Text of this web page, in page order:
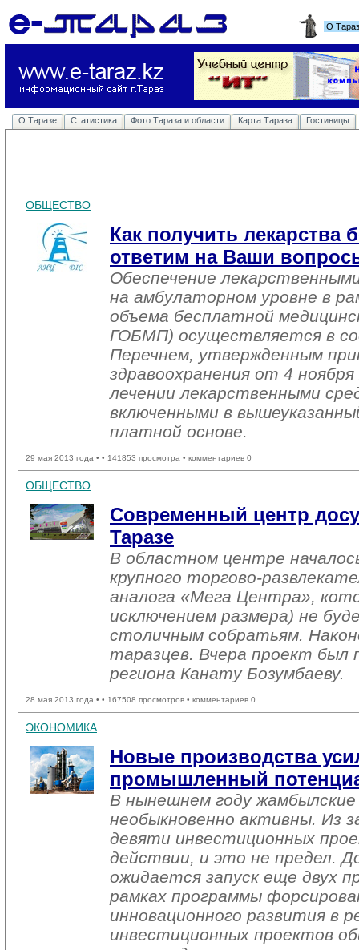
О
О Таразе Статистика Фото Тараза и области Карта Тараза Гостиницы
ОБЩЕСТВО
Как получить лекарства
ответим на Ваши
Обеспечение
на амбулаторном уровне в
объема бесплатной
ГОБМП) осуществляется в
Перечнем, утвержденным
здравоохранения от 4
лечении лекарственными
включенными в
платной основе.
29 мая 2013 года • • 141853 просмотра • комментариев 0
ОБЩЕСТВО
Современный центр
Таразе
В областном центре
крупного торгово-
аналога «Мега Центра»,
исключением размера) не
столичным собратьям.
таразцев. Вчера проект был
региона Канату Бозумбаеву.
28 мая 2013 года • • 167508 просмотров • комментариев 0
ЭКОНОМИКА
Новые производства
промышленный
В нынешнем году
необыкновенно активны. Из
девяти инвестиционных
действии, и это не предел.
ожидается запуск еще двух
рамках программы
инновационного развития в
инвестиционных проектов